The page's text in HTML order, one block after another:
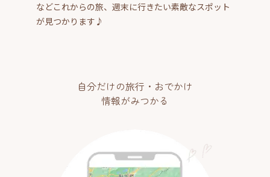
などこれからの旅、週末に行きたい素敵なスポット
が見つかります♪
自分だけの旅行・おでかけ
情報がみつかる